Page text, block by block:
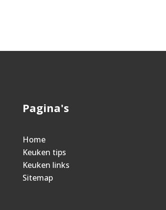
Pagina's
Home
Keuken tips
Keuken links
Sitemap